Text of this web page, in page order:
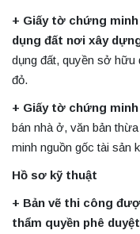
+ Giấy tờ chứng
dụng đất nơi xây
dụng đất, quyền sở hữu
đỏ.
+ Giấy tờ chứng
bán nhà ở, văn bản
minh nguồn gốc tài sản
Hồ sơ kỹ thuật
+ Bản vẽ thi công
thẩm quyền phê duyệt